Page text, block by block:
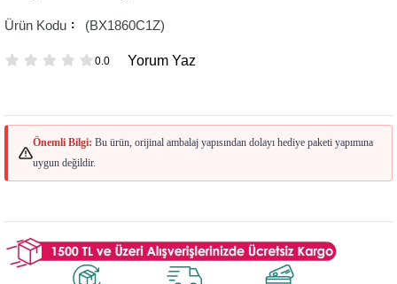
(BX1860C1Z)
0.0 Yorum Yaz
Önemli Bilgi: Bu ürün, orijinal ambalaj yapısından dolayı hediye paketi yapımına
uygun değildir.